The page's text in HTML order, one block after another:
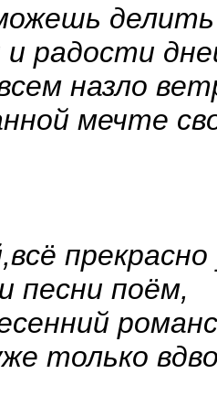
делить
и радости
назло
мечте
прекрасно
песни поём,
только